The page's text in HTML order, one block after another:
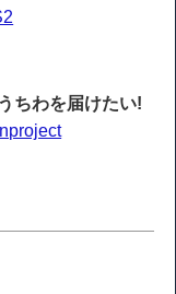
ちわを届けたい!